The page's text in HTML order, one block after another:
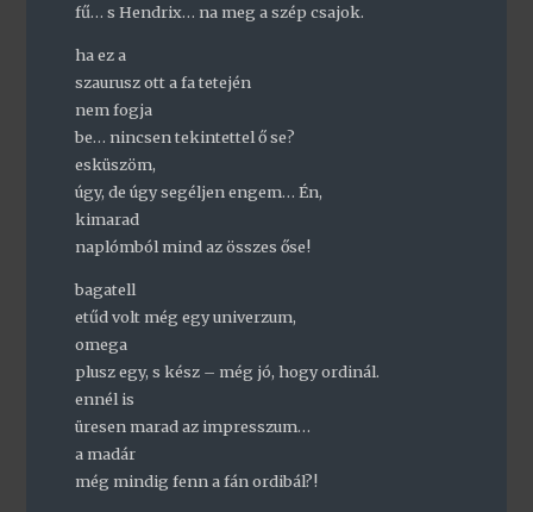
fű… s Hendrix… na meg a szép csajok.
ha ez a
szaurusz ott a fa tetején
nem fogja
be… nincsen tekintettel ő se?
esküszöm,
úgy, de úgy segéljen engem… Én,
kimarad
naplómból mind az összes őse!
bagatell
etűd volt még egy univerzum,
omega
plusz egy, s kész – még jó, hogy ordinál.
ennél is
üresen marad az impresszum…
a madár
még mindig fenn a fán ordibál?!